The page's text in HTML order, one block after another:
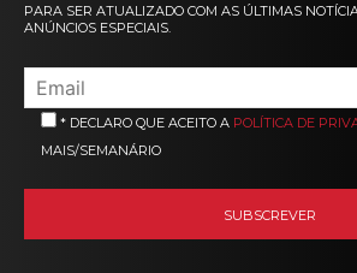
PARA SER ATUALIZADO COM AS ÚLTIMAS
ANÚNCIOS ESPECIAIS.
* DECLARO QUE ACEITO A POLÍTICA DE
MAIS/SEMANÁRIO